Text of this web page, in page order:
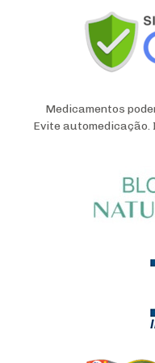
Medicamentos
Evite automedicação.